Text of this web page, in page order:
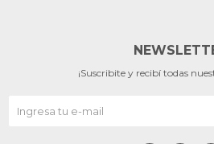
¡Suscribite y recibí todas